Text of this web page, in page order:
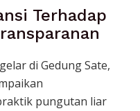
Terhadap
di Gedung Sate,
pungutan liar